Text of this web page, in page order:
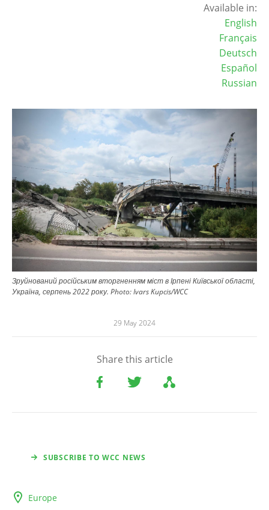
Available in:
English
Français
Deutsch
Español
Russian
Зруйнований російським вторгненням міст в Ірпені Київської області,
Україна, серпень 2022 року. Photo:Ivars Kupcis/WCC
29 May 2024
Share this article
SUBSCRIBE TO WCC NEWS
Europe